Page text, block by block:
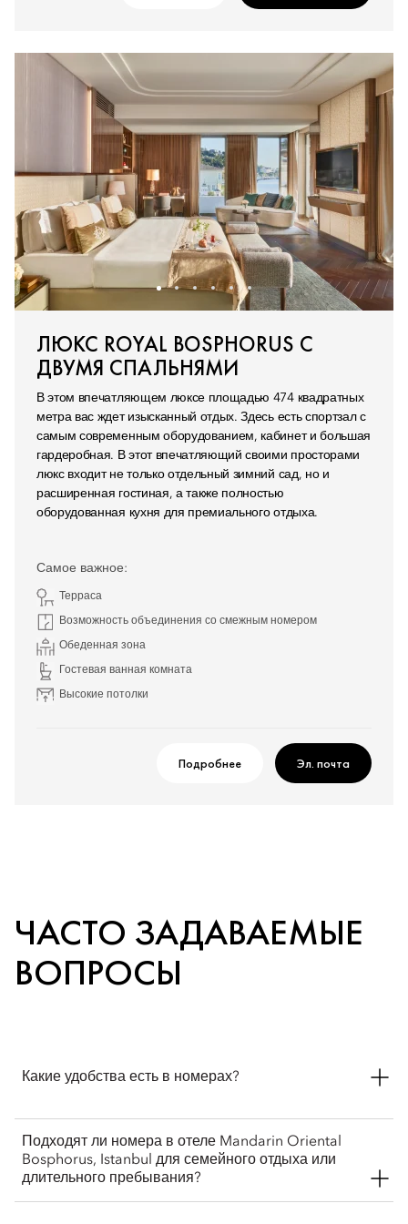
ЛЮКС ROYAL BOSPHORUS С
ДВУМЯ СПАЛЬНЯМИ
В этом впечатляющем люксе площадью 474 квадратных
метра вас ждет изысканный отдых. Здесь есть спортзал с
самым современным оборудованием, кабинет и большая
гардеробная. В этот впечатляющий своими просторами
люкс входит не только отдельный зимний сад, но и
расширенная гостиная, а также полностью
оборудованная кухня для премиального отдыха.
Самое важное:
Терраса
Возможность объединения со смежным номером
Обеденная зона
Гостевая ванная комната
Высокие потолки
Подробнее Эл. почта
ЧАСТО ЗАДАВАЕМЫЕ
ВОПРОСЫ
Какие удобства есть в номерах?
Все номера и люксы располагают комфортабельными
кроватями с элегантным постельным бельем, просторными
мраморными ванными комнатами, встроенными шкафами
Подходят ли номера в отеле Mandarin Oriental
Bosphorus, Istanbul для семейного отдыха или
длительного пребывания?